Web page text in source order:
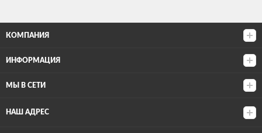
КОМПАНИЯ
ИНФОРМАЦИЯ
МЫ В СЕТИ
НАШ АДРЕС